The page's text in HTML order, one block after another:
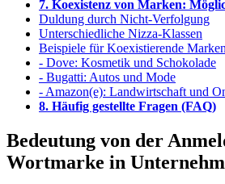
7. Koexistenz von Marken:
Duldung durch Nicht-Verfolgung
Unterschiedliche Nizza-Klassen
Beispiele für Koexistierende Marken
- Dove: Kosmetik und Schokolade
- Bugatti: Autos und Mode
- Amazon(e): Landwirtschaft und
8. Häufig gestellte Fragen (FAQ)
Bedeutung von der
Wortmarke in